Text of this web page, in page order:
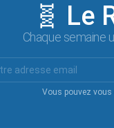
🧬 Le
Chaque semaine
Vous pouvez